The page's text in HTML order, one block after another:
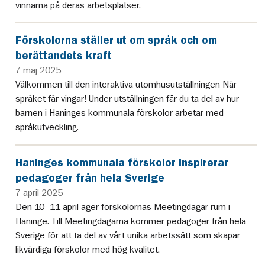
vinnarna på deras arbetsplatser.
Förskolorna ställer ut om språk och om
berättandets kraft
7 maj 2025
Välkommen till den interaktiva utomhusutställningen När
språket får vingar! Under utställningen får du ta del av hur
barnen i Haninges kommunala förskolor arbetar med
språkutveckling.
Haninges kommunala förskolor inspirerar
pedagoger från hela Sverige
7 april 2025
Den 10–11 april äger förskolornas Meetingdagar rum i
Haninge. Till Meetingdagarna kommer pedagoger från hela
Sverige för att ta del av vårt unika arbetssätt som skapar
likvärdiga förskolor med hög kvalitet.